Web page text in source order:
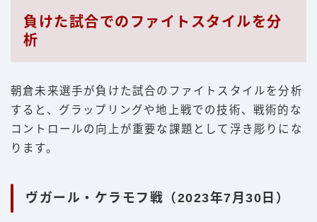
負けた試合でのファイトスタイルを分
析
朝倉未来選手が負けた試合のファイトスタイルを分析
すると、グラップリングや地上戦での技術、戦術的な
コントロールの向上が重要な課題として浮き彫りにな
ります。
ヴガール・ケラモフ戦（2023年7月30日）